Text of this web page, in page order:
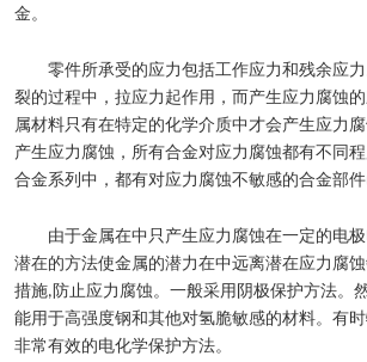
金。
零件所承受的应力包括工作应力和残余应
裂的过程中，拉应力起作用，而产生应力腐蚀
属材料只有在特定的化学介质中才会产生应力
产生应力腐蚀，所有合金对应力腐蚀都有不同
合金系列中，都有对应力腐蚀不敏感的合金部件
由于金属在中只产生应力腐蚀在一定的电
潜在的方法使金属的潜力在中远离潜在应力腐
措施,防止应力腐蚀。一般采用阴极保护方法。
能用于高强度钢和其他对氢脆敏感的材料。有
非常有效的电化学保护方法。